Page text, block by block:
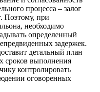
процесса – залог
Поэтому, при
необходимо
определенный
задержек.
детальный план
сроков выполнения
контролировать
оговоренных